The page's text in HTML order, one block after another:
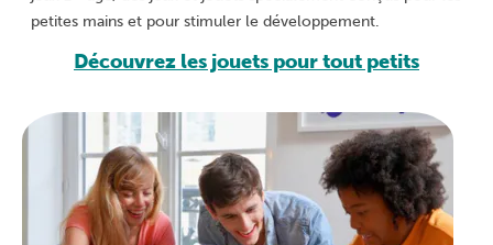
petites mains et pour stimuler le développement.
Découvrez les jouets pour tout petits